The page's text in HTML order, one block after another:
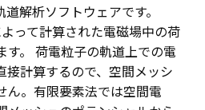
解析ソフトウェアです。
って計算された電磁場中の荷
す。 荷電粒子の軌道上での電
接計算するので、空間メッシ
ん。有限要素法では空間電